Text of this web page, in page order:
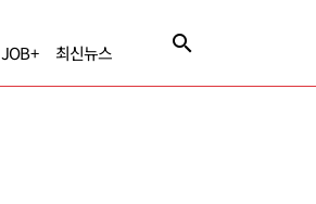
JOB+ 최신뉴스